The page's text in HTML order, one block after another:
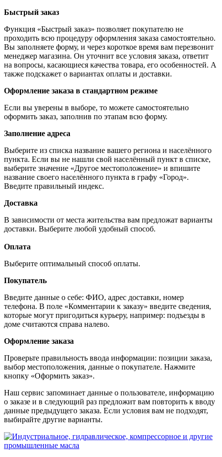
Быстрый заказ
Функция «Быстрый заказ» позволяет покупателю не
проходить всю процедуру оформления заказа самостоятельно.
Вы заполняете форму, и через короткое время вам перезвонит
менеджер магазина. Он уточнит все условия заказа, ответит
на вопросы, касающиеся качества товара, его особенностей. А
также подскажет о вариантах оплаты и доставки.
Оформление заказа в стандартном режиме
Если вы уверены в выборе, то можете самостоятельно
оформить заказ, заполнив по этапам всю форму.
Заполнение адреса
Выберите из списка название вашего региона и населённого
пункта. Если вы не нашли свой населённый пункт в списке,
выберите значение «Другое местоположение» и впишите
название своего населённого пункта в графу «Город».
Введите правильный индекс.
Доставка
В зависимости от места жительства вам предложат варианты
доставки. Выберите любой удобный способ.
Оплата
Выберите оптимальный способ оплаты.
Покупатель
Введите данные о себе: ФИО, адрес доставки, номер
телефона. В поле «Комментарии к заказу» введите сведения,
которые могут пригодиться курьеру, например: подъезды в
доме считаются справа налево.
Оформление заказа
Проверьте правильность ввода информации: позиции заказа,
выбор местоположения, данные о покупателе. Нажмите
кнопку «Оформить заказ».
Наш сервис запоминает данные о пользователе, информацию
о заказе и в следующий раз предложит вам повторить к вводу
данные предыдущего заказа. Если условия вам не подходят,
выбирайте другие варианты.